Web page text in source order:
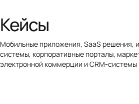
Кейсы
Мобильные приложения, SaaS решения,
системы, корпоративные порталы,
электронной коммерции и CRM-системы